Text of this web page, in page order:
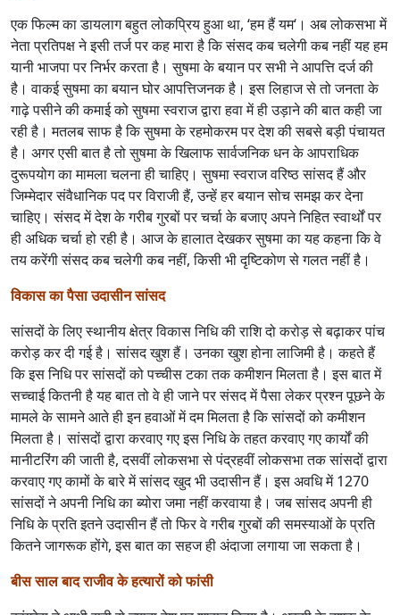
एक फिल्म का डायलाग बहुत लोकप्रिय हुआ था, ‘हम हैं यम‘। अब लोकसभा में
नेता प्रतिपक्ष ने इसी तर्ज पर कह मारा है कि संसद कब चलेगी कब नहीं यह हम
यानी भाजपा पर निर्भर करता है। सुषमा के बयान पर सभी ने आपत्ति दर्ज की
है। वाकई सुषमा का बयान घोर आपत्तिजनक है। इस लिहाज से तो जनता के
गाढ़े पसीने की कमाई को सुषमा स्वराज द्वारा हवा में ही उड़ाने की बात कही जा
रही है। मतलब साफ है कि सुषमा के रहमोकरम पर देश की सबसे बड़ी पंचायत
है। अगर एसी बात है तो सुषमा के खिलाफ सार्वजनिक धन के आपराधिक
दुरूपयोग का मामला चलना ही चाहिए। सुषमा स्वराज वरिष्ठ सांसद हैं और
जिम्मेदार संवैधानिक पद पर विराजी हैं, उन्हें हर बयान सोच समझ कर देना
चाहिए। संसद में देश के गरीब गुरबों पर चर्चा के बजाए अपने निहित स्वार्थों पर
ही अधिक चर्चा हो रही है। आज के हालात देखकर सुषमा का यह कहना कि वे
तय करेंगी संसद कब चलेगी कब नहीं, किसी भी दृष्टिकोण से गलत नहीं है।
विकास का पैसा उदासीन सांसद
सांसदों के लिए स्थानीय क्षेत्र विकास निधि की राशि दो करोड़ से बढ़ाकर पांच
करोड़ कर दी गई है। सांसद खुश हैं। उनका खुश होना लाजिमी है। कहते हैं
कि इस निधि पर सांसदों को पच्चीस टका तक कमीशन मिलता है। इस बात में
सच्चाई कितनी है यह बात तो वे ही जाने पर संसद में पैसा लेकर प्रश्न पूछने के
मामले के सामने आते ही इन हवाओं में दम मिलता है कि सांसदों को कमीशन
मिलता है। सांसदों द्वारा करवाए गए इस निधि के तहत करवाए गए कार्यों की
मानीटरिंग की जाती है, दसवीं लोकसभा से पंद्रहवीं लोकसभा तक सांसदों द्वारा
करवाए गए कामों के बारे में सांसद खुद भी उदासीन हैं। इस अवधि में 1270
सांसदों ने अपनी निधि का ब्योरा जमा नहीं करवाया है। जब सांसद अपनी ही
निधि के प्रति इतने उदासीन हैं तो फिर वे गरीब गुरबों की समस्याओं के प्रति
कितने जागरूक होंगे, इस बात का सहज ही अंदाजा लगाया जा सकता है।
बीस साल बाद राजीव के हत्यारों को फांसी